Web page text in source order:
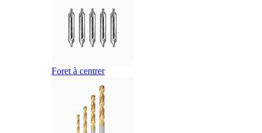
Foret à centrer